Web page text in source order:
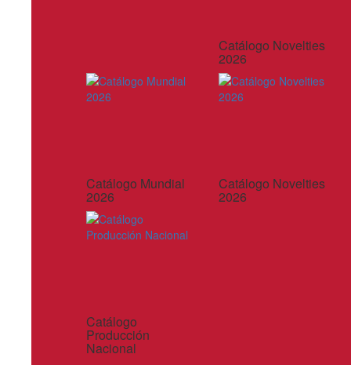
Catálogo Novelties
2026
Catálogo Mundial
2026
Catálogo Novelties
2026
Catálogo
Producción
Nacional